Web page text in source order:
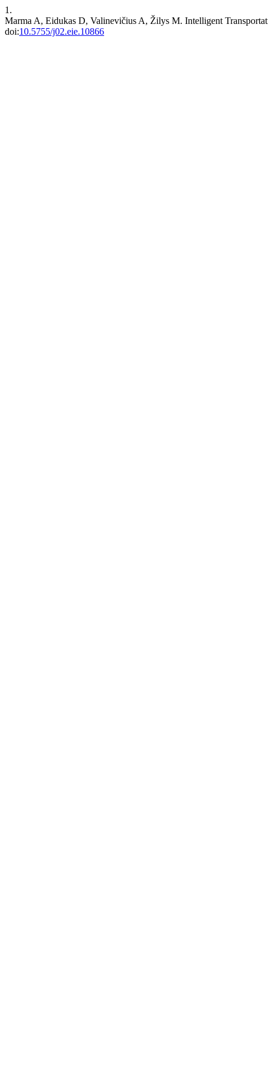
1.
Marma A, Eidukas D, Valinevičius A, Žilys M. Intelligent
doi:10.5755/j02.eie.10866